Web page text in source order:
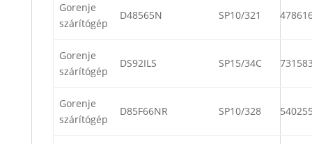
Gorenje
szárítógép
D48565N SP10/321
Gorenje
szárítógép
DS92ILS SP15/34C
Gorenje
szárítógép
D85F66NR SP10/328